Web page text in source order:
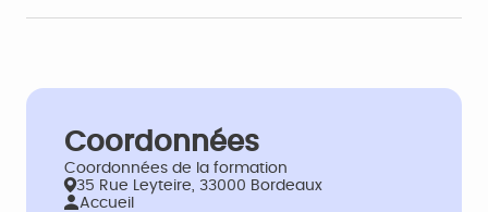
Coordonnées
Coordonnées de la formation
35 Rue Leyteire, 33000 Bordeaux
Accueil